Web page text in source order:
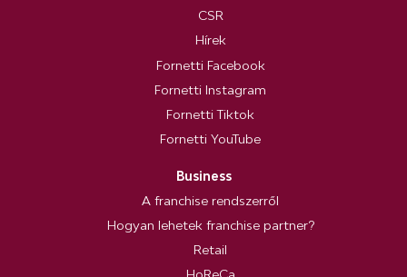
CSR
Hírek
Fornetti Facebook
Fornetti Instagram
Fornetti Tiktok
Fornetti YouTube
Business
A franchise rendszerről
Hogyan lehetek franchise partner?
Retail